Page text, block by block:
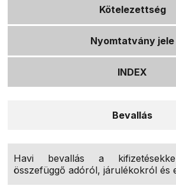
Kötelezettség
Nyomtatvány jele
INDEX
Bevallás
Havi bevallás a
összefüggő adóról, járulékokról és